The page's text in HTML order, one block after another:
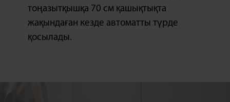
тоңазытқышқа 70 см қашықтықта
жақындаған кезде автоматты түрде
қосылады.